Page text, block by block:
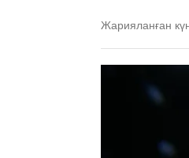
Жарияланған